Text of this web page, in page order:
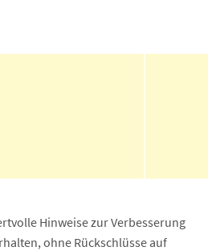
Hinweise zur Verbesserung
ohne Rückschlüsse auf